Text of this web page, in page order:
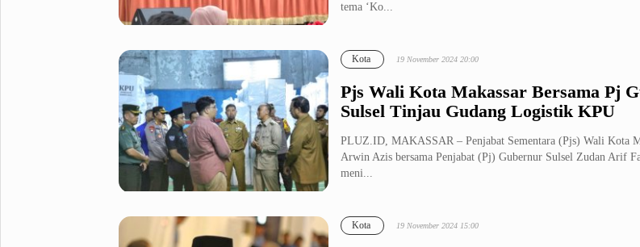
tema ‘Ko...
Pjs Wali Kota Makassar Bersama Pj
Sulsel Tinjau Gudang Logistik KPU
Kota 19 November 2024 20:00
PLUZ.ID, MAKASSAR – Penjabat Sementara (Pjs) Wali Kota
Arwin Azis bersama Penjabat (Pj) Gubernur Sulsel Zudan Arif
meni...
Kota 19 November 2024 15:00